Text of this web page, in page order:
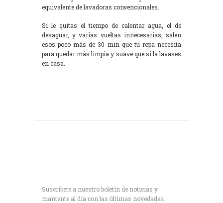
equivalente de lavadoras convencionales.
Si le quitas el tiempo de calentar agua, el de
desaguar, y varias vueltas innecesarias, salen
esos poco más de 30 min que tu ropa necesita
para quedar más limpia y suave que si la lavases
en casa.
Suscríbete a nuestro boletín de noticias y
mantente al día con las últimas novedades.